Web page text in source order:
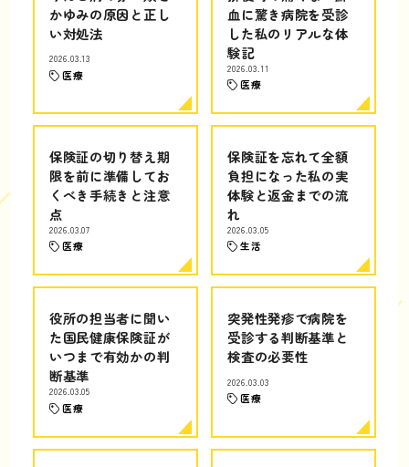
かゆみの原因と正し
い対処法
2026.03.13
医療
血に驚き病院を受診
した私のリアルな体
験記
2026.03.11
医療
保険証の切り替え期
限を前に準備してお
くべき手続きと注意
点
2026.03.07
医療
保険証を忘れて全額
負担になった私の実
体験と返金までの流
れ
2026.03.05
生活
役所の担当者に聞い
た国民健康保険証が
いつまで有効かの判
断基準
2026.03.05
医療
突発性発疹で病院を
受診する判断基準と
検査の必要性
2026.03.03
医療